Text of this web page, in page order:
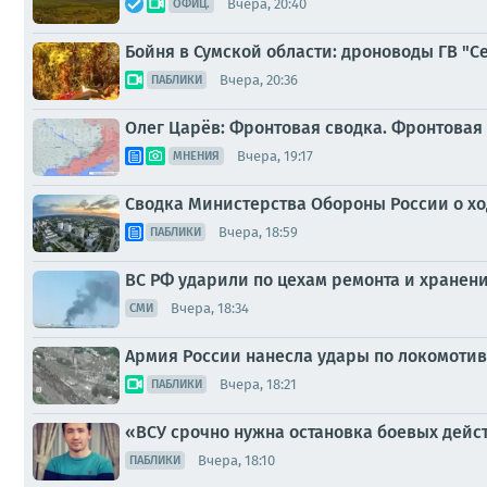
ОФИЦ. Вчера, 20:40
Бойня в Сумской области: дроноводы ГВ
ПАБЛИКИ Вчера, 20:36
Олег Царёв: Фронтовая сводка. Фронтовая
МНЕНИЯ Вчера, 19:17
Сводка Министерства Обороны России о
ПАБЛИКИ Вчера, 18:59
ВС РФ ударили по цехам ремонта и
СМИ Вчера, 18:34
Армия России нанесла удары по
ПАБЛИКИ Вчера, 18:21
«ВСУ срочно нужна остановка боевых
ПАБЛИКИ Вчера, 18:10